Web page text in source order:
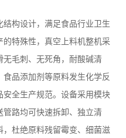
构设计，满足食品行业卫生
特殊性，真空上料机整机采
无毛刺、无死角，耐酸碱清
品添加剂等原料发生化学反
全生产规范。设备采用模块
路均可快速拆卸、独立清
杜绝原料残留霉变、细菌滋